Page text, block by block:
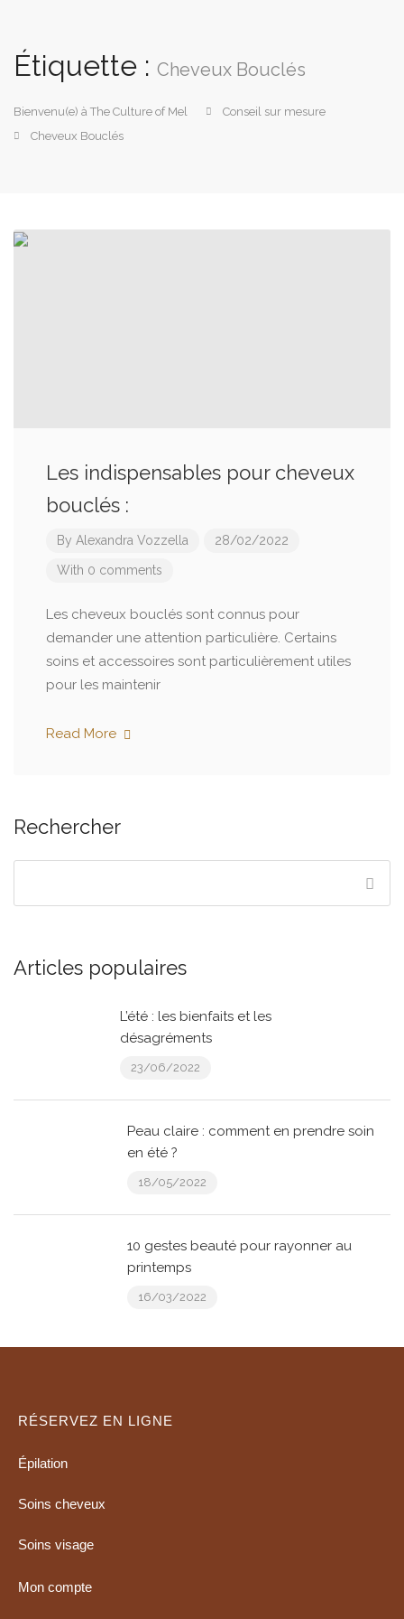
Étiquette : Cheveux Bouclés
Bienvenu(e) à The Culture of Mel
Conseil sur mesure
Cheveux Bouclés
Les indispensables pour cheveux
bouclés :
By Alexandra Vozzella 28/02/2022
With 0 comments
Les cheveux bouclés sont connus pour
demander une attention particulière. Certains
soins et accessoires sont particulièrement utiles
pour les maintenir
Read More
Rechercher
Articles populaires
L’été : les bienfaits et les
désagréments
23/06/2022
Peau claire : comment en prendre soin
en été ?
18/05/2022
10 gestes beauté pour rayonner au
printemps
16/03/2022
RÉSERVEZ EN LIGNE
Épilation
Soins cheveux
Soins visage
Mon compte